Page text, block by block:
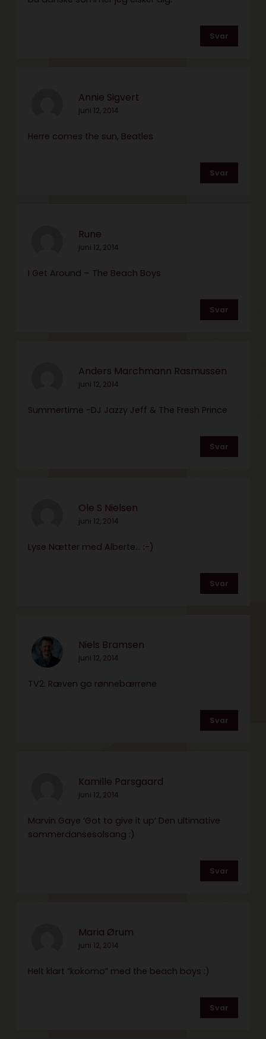
Svar
Annie Sigvert
juni 12, 2014
Herre comes the sun, Beatles
Svar
Rune
juni 12, 2014
I Get Around – The Beach Boys
Svar
Anders Marchmann Rasmussen
juni 12, 2014
Summertime -DJ Jazzy Jeff & The Fresh Prince
Svar
Ole S Nielsen
juni 12, 2014
Lyse Nætter med Alberte… :-)
Svar
Niels Bramsen
juni 12, 2014
TV2: Ræven go rønnebærrene
Svar
Kamille Parsgaard
juni 12, 2014
Marvin Gaye ‘Got to give it up’ Den ultimative
sommerdansesolsang :)
Svar
Maria Ørum
juni 12, 2014
Helt klart “kokomo” med the beach boys :)
Svar